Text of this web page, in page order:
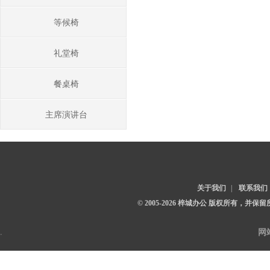
等候椅
礼堂椅
餐桌椅
主席演讲台
关于我们
联系我们
© 2005-2026 梓城办公 版权所有，并保留
. 网